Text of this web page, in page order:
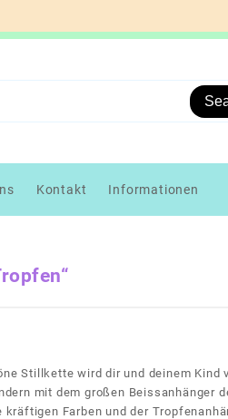
Kontakt Informationen
Stillkette wird dir und deinem
mit dem großen Beissanhänger
kräftigen Farben und der